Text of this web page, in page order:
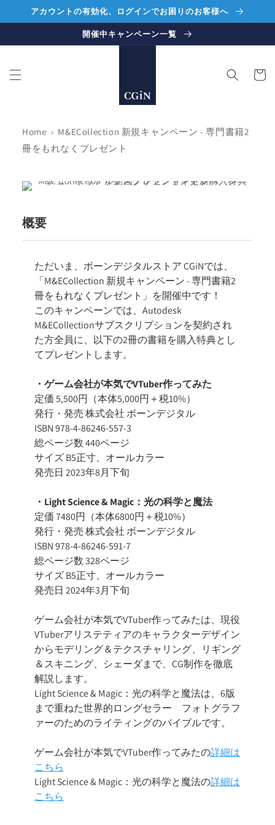
ンツに
進む
アカウントの有効化、ログインでお困りのお客様へ
開催中キャンペーン一覧
ー
Home › M&ECollection 新規キャンペーン - 専門書籍2
冊をもれなくプレゼント
概要
ただいま、ボーンデジタルストア CGiNでは、
「M&ECollection 新規キャンペーン - 専門書籍2
冊をもれなくプレゼント」を開催中です！
このキャンペーンでは、Autodesk
M&ECollectionサブスクリプションを契約され
た方全員に、以下の2冊の書籍を購入特典とし
てプレゼントします。
・ゲーム会社が本気でVTuber作ってみた
定価 5,500円（本体5,000円＋税10%）
発行・発売 株式会社 ボーンデジタル
ISBN 978-4-86246-557-3
総ページ数 440ページ
サイズ B5正寸、オールカラー
発売日 2023年8月下旬
・Light Science & Magic：光の科学と魔法
定価 7480円（本体6800円＋税10%）
発行・発売 株式会社 ボーンデジタル
ISBN 978-4-86246-591-7
総ページ数 328ページ
サイズ B5正寸、オールカラー
発売日 2024年3月下旬
ゲーム会社が本気でVTuber作ってみたは、現役
VTuberアリステティアのキャラクターデザイン
からモデリング＆テクスチャリング、リギング
＆スキニング、シェーダまで、CG制作を徹底
解説します。
Light Science & Magic：光の科学と魔法は、6版
まで重ねた世界的ロングセラー フォトグラフ
ァーのためのライティングのバイブルです。
ゲーム会社が本気でVTuber作ってみたの詳細は
こちら
Light Science & Magic：光の科学と魔法の詳細は
こちら